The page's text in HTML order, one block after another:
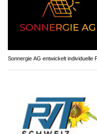
Sonnergie AG entwickelt individuelle